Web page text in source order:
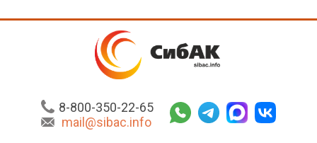
8-800-350-22-65
mail@sibac.info